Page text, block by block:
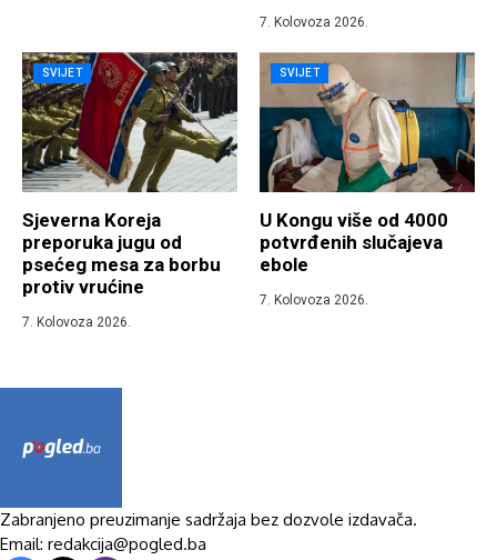
7. Kolovoza 2026.
SVIJET
Sjeverna Koreja
preporuka jugu od
psećeg mesa za borbu
protiv vrućine
7. Kolovoza 2026.
SVIJET
U Kongu više od 4000
potvrđenih slučajeva
ebole
7. Kolovoza 2026.
Zabranjeno preuzimanje sadržaja bez dozvole izdavača.
Email: redakcija@pogled.ba